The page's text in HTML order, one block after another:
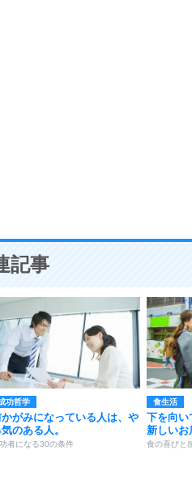
記事
功哲学
がみになっている人は、や
のある人。
者になる30の条件
食生活
下を向い
新しいお
食の喜びと